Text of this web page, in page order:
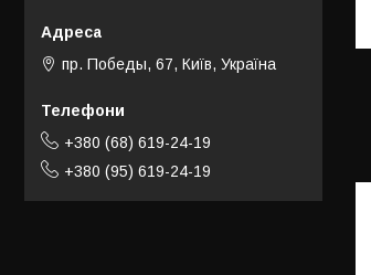
пр. Победы, 67, Київ, Україна
+380 (68) 619-24-19
+380 (95) 619-24-19